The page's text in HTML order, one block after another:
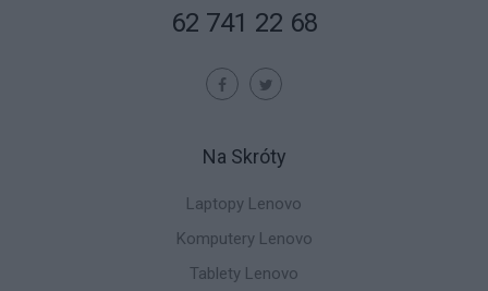
62 741 22 68
Na Skróty
Laptopy Lenovo
Komputery Lenovo
Tablety Lenovo